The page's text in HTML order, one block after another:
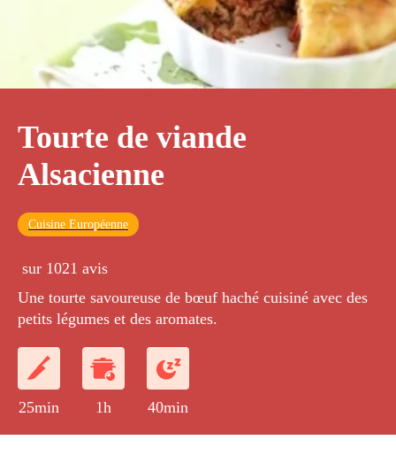
Tourte de viande
Alsacienne
Cuisine Européenne
sur 1021 avis
Une tourte savoureuse de bœuf haché cuisiné avec des
petits légumes et des aromates.
25min 1h 40min